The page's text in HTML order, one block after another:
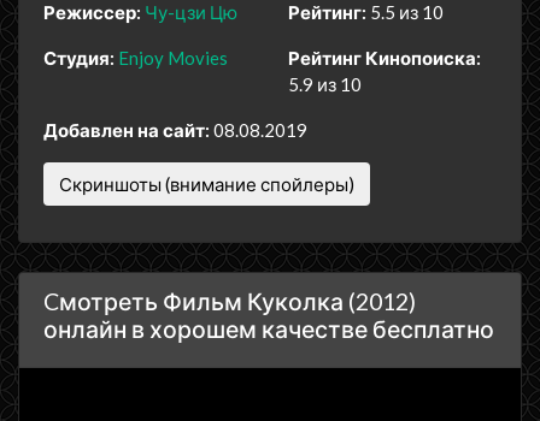
Режиссер: Чу-цзи Цю
Студия: Enjoy Movies
Рейтинг: 5.5 из 10
Рейтинг Кинопоиска:
5.9 из 10
Добавлен на сайт: 08.08.2019
Скриншоты (внимание спойлеры)
Cмотреть Фильм Куколка (2012)
онлайн в хорошем качестве бесплатно